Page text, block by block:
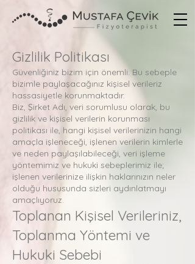
Gizlilik Politikası
Güvenliğiniz bizim için önemli. Bu sebeple
bizimle paylaşacağınız kişisel verileriz
hassasiyetle korunmaktadır.
Biz, Şirket Adı, veri sorumlusu olarak, bu
gizlilik ve kişisel verilerin korunması
politikası ile, hangi kişisel verilerinizin hangi
amaçla işleneceği, işlenen verilerin kimlerle
ve neden paylaşılabileceği, veri işleme
yöntemimiz ve hukuki sebeplerimiz ile;
işlenen verilerinize ilişkin haklarınızın neler
olduğu hususunda sizleri aydınlatmayı
amaçlıyoruz.
Toplanan Kişisel Verileriniz,
Toplanma Yöntemi ve
Hukuki Sebebi